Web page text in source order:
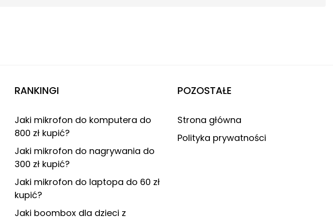
RANKINGI
Jaki mikrofon do komputera do
800 zł kupić?
Jaki mikrofon do nagrywania do
300 zł kupić?
Jaki mikrofon do laptopa do 60 zł
kupić?
Jaki boombox dla dzieci z
POZOSTAŁE
Strona główna
Polityka prywatności